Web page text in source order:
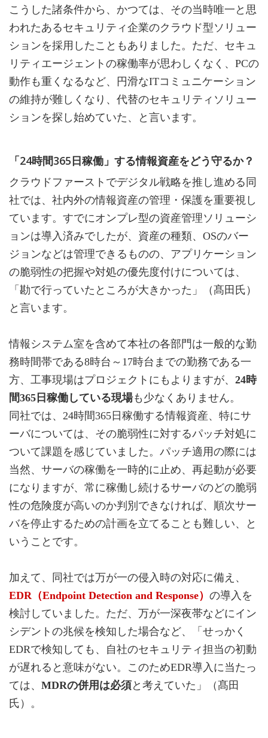
こうした諸条件から、かつては、その当時唯一と思
われたあるセキュリティ企業のクラウド型ソリュー
ションを採用したこともありました。ただ、セキュ
リティエージェントの稼働率が思わしくなく、PCの
動作も重くなるなど、円滑なITコミュニケーション
の維持が難しくなり、代替のセキュリティソリュー
ションを探し始めていた、と言います。
「24時間365日稼働」する情報資産をどう守るか？
クラウドファーストでデジタル戦略を推し進める同
社では、社内外の情報資産の管理・保護を重要視し
ています。すでにオンプレ型の資産管理ソリューシ
ョンは導入済みでしたが、資産の種類、OSのバー
ジョンなどは管理できるものの、アプリケーション
の脆弱性の把握や対処の優先度付けについては、
「勘で行っていたところが大きかった」（髙田氏）
と言います。
情報システム室を含めて本社の各部門は一般的な勤
務時間帯である8時台～17時台までの勤務である一
方、工事現場はプロジェクトにもよりますが、 24時
間365日稼働している現場も少なくありません。
同社では、24時間365日稼働する情報資産、特にサ
ーバについては、その脆弱性に対するパッチ対処に
ついて課題を感じていました。パッチ適用の際には
当然、サーバの稼働を一時的に止め、再起動が必要
になりますが、常に稼働し続けるサーバのどの脆弱
性の危険度が高いのか判別できなければ、順次サー
バを停止するための計画を立てることも難しい、と
いうことです。
加えて、同社では万が一の侵入時の対応に備え、
EDR（Endpoint Detection and Response） の導入を
検討していました。ただ、万が一深夜帯などにイン
シデントの兆候を検知した場合など、「せっかく
EDRで検知しても、自社のセキュリティ担当の初動
が遅れると意味がない。このためEDR導入に当たっ
ては、 MDRの併用は必須と考えていた」（髙田
氏）。